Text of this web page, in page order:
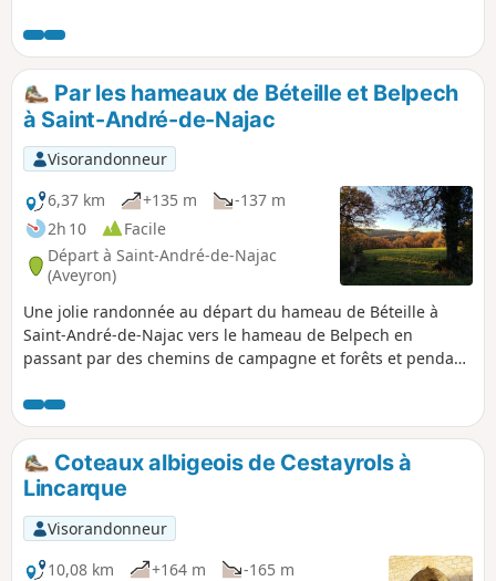
autour d'une grange au Sud de Castanet.Ce
chemin traverse un paysage de bosquets, de
vignes et de bâtis traditionnels qui
composent les coteaux albigeois. Ce circuit
est une boucle abrégée de celle, dite
officielle, de 21 km.
Par les hameaux de Béteille et Belpech
à Saint-André-de-Najac
Visorandonneur
6,37 km
+135 m
-137 m
2h 10
Facile
Départ à Saint-André-de-Najac
(Aveyron)
Une jolie randonnée au départ du hameau de Béteille à
Saint-André-de-Najac vers le hameau de Belpech en
passant par des chemins de campagne et forêts et pendant
jolis panoramas et, juste après être passé dans le hameau
de Béteille, des vues sur le château de Najac. Balisage
randonnée n° 8
Coteaux albigeois de Cestayrols à
Lincarque
Visorandonneur
10,08 km
+164 m
-165 m